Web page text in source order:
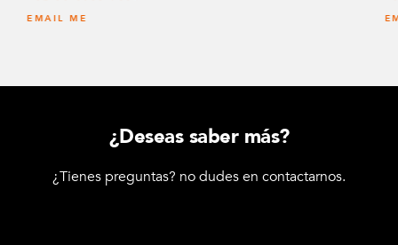
EMAIL ME
¿Deseas saber más?
¿Tienes preguntas? no dudes en contactarnos.